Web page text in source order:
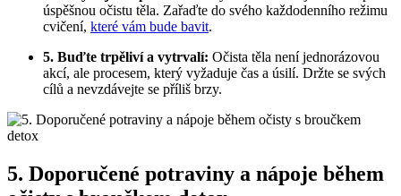
úspěšnou očistu těla. Zařaďte do svého každodenního režimu
cvičení, které vám bude bavit.
5. Buďte trpěliví a vytrvalí: Očista těla není jednorázovou
akcí, ale procesem, který vyžaduje čas a úsilí. Držte se svých
cílů a nevzdávejte se příliš brzy.
5. Doporučené potraviny a nápoje během